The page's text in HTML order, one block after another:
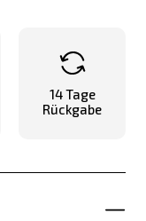
14 Tage
Rückgabe